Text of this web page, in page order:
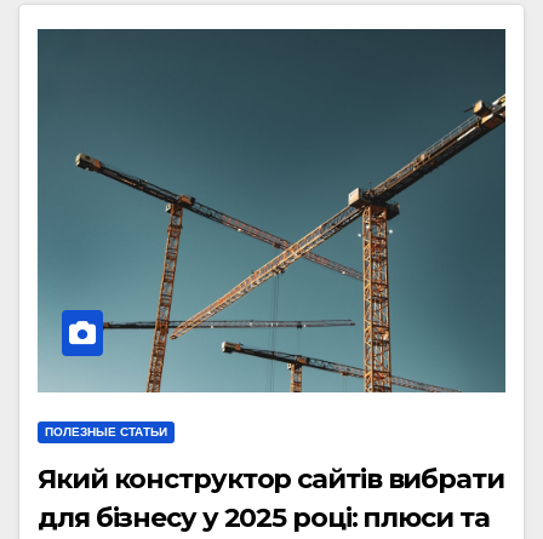
ПОЛЕЗНЫЕ СТАТЬИ
Який конструктор сайтів вибрати
для бізнесу у 2025 році: плюси та